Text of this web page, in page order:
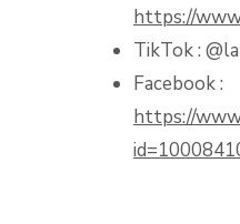
https://
TikTok :
Facebook :
https://